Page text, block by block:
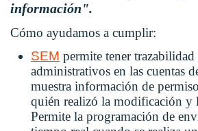
información".
Cómo ayudamos a cumplir:
SEM permite tener
administrativos en las cuentas
muestra información de
quién realizó la modificación y
Permite la programación de